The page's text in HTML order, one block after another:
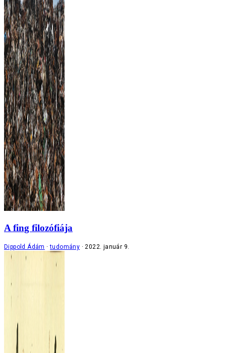
A fing filozófiája
Dippold Ádám tudomány 2022. január 9.